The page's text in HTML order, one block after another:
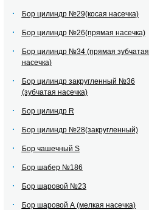
Бор цилиндр №29(косая насечка)
Бор цилиндр №26(прямая насечка)
Бор цилиндр №34 (прямая зубчатая
насечка)
Бор цилиндр закругленный №36
(зубчатая насечка)
Бор цилиндр R
Бор цилиндр №28(закругленный)
Бор чашечный S
Бор шабер №186
Бор шаровой №23
Бор шаровой А (мелкая насечка)